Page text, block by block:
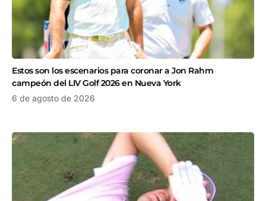
Estos son los escenarios para coronar a Jon Rahm
campeón del LIV Golf 2026 en Nueva York
6 de agosto de 2026